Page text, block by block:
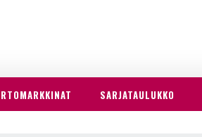
SARJATAULUKKO